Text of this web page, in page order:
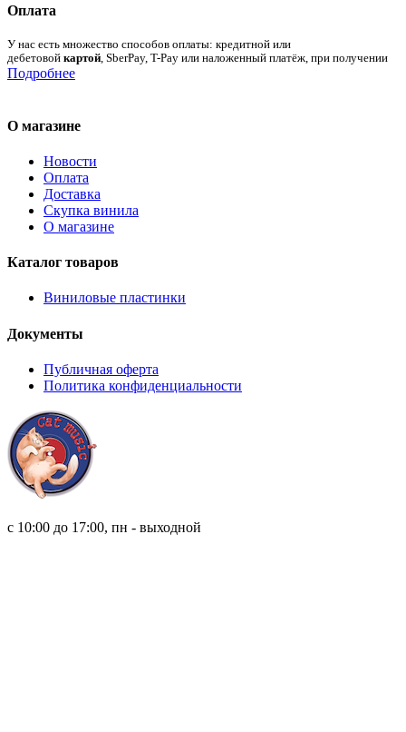
Оплата
У нас есть множество способов оплаты: кредитной или
дебетовой картой, SberPay, T-Pay или наложенный платёж, при получении
Подробнее
О магазине
Новости
Оплата
Доставка
Скупка винила
О магазине
Каталог товаров
Виниловые пластинки
Документы
Публичная оферта
Политика конфиденциальности
с 10:00 до 17:00, пн - выходной